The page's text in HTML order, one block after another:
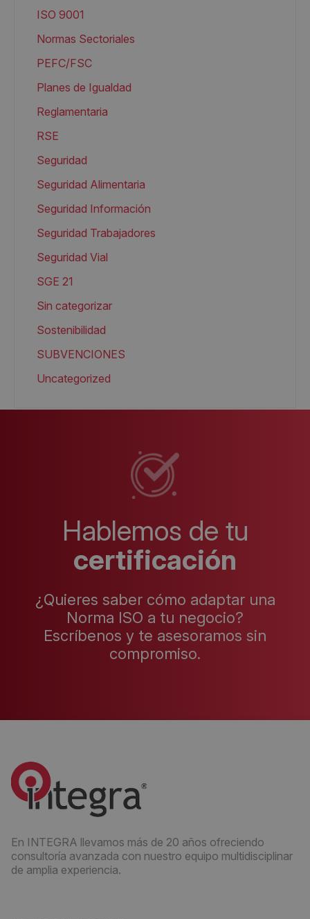
ISO 9001
Normas Sectoriales
PEFC/FSC
Planes de Igualdad
Reglamentaria
RSE
Seguridad
Seguridad Alimentaria
Seguridad Información
Seguridad Trabajadores
Seguridad Vial
SGE 21
Sin categorizar
Sostenibilidad
SUBVENCIONES
Uncategorized
Hablemos de tu
certificación
¿Quieres saber cómo adaptar una
Norma ISO a tu negocio?
Escríbenos y te asesoramos sin
compromiso.
En INTEGRA llevamos más de 20 años ofreciendo
consultoría avanzada con nuestro equipo multidisciplinar
de amplia experiencia.